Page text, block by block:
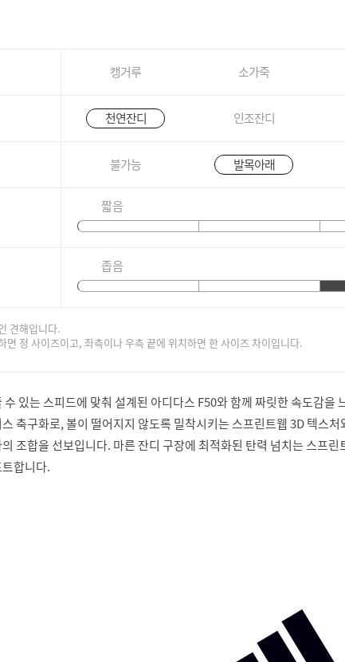
캥거루 소가죽
천연잔디 인조잔디
불가능 발목아래
짧음
좁음
견해입니다.
면 정 사이즈이고, 좌측이나 우측 끝에 위치하면 한 사이즈 차이입니다.
수 있는 스피드에 맞춰 설계된 아디다스 F50와 함께 짜릿한 속도감을
축구화로, 볼이 떨어지지 않도록 밀착시키는 스프린트웹 3D 텍스
조합을 선보입니다. 마른 잔디 구장에 최적화된 탄력 넘치는 스프
합니다.